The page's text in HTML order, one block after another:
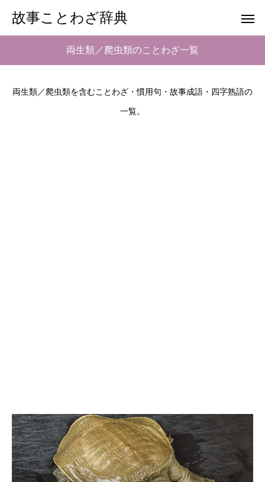
故事ことわざ辞典
両生類／爬虫類のことわざ一覧
両生類／爬虫類を含むことわざ・慣用句・故事成語・四字熟語の
一覧。